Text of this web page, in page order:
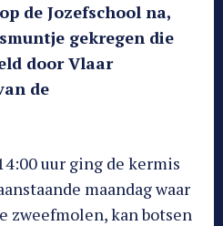
de Jozefschool na,
gekregen die
door Vlaar
de
uur ging de kermis
maandag waar
zweefmolen, kan botsen